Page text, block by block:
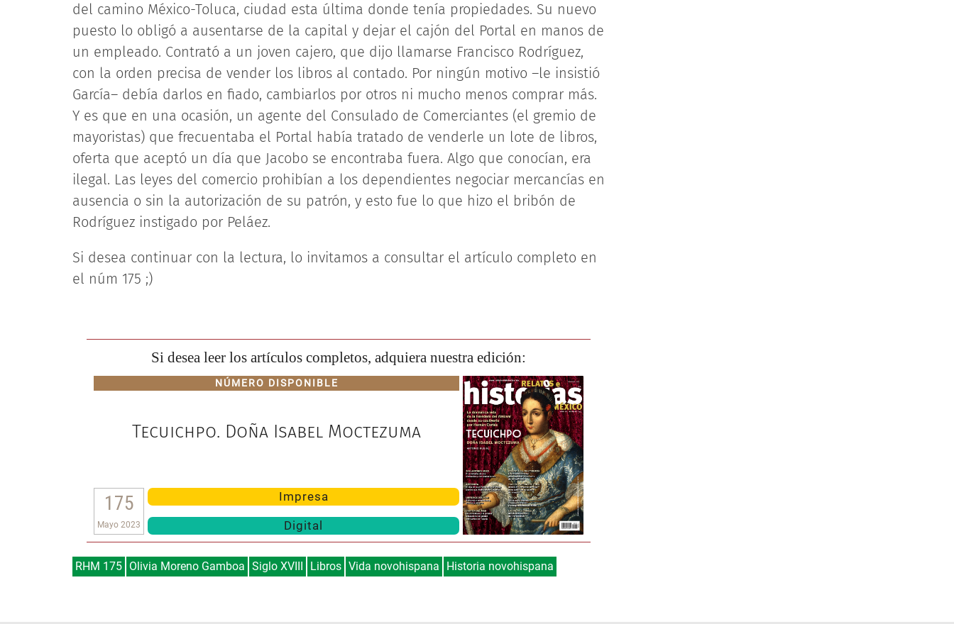
del camino México-Toluca, ciudad esta última donde tenía propiedades. Su nuevo
puesto lo obligó a ausentarse de la capital y dejar el cajón del Portal en manos de
un empleado. Contrató a un joven cajero, que dijo llamarse Francisco Rodríguez,
con la orden precisa de vender los libros al contado. Por ningún motivo –le insistió
García– debía darlos en fiado, cambiarlos por otros ni mucho menos comprar más.
Y es que en una ocasión, un agente del Consulado de Comerciantes (el gremio de
mayoristas) que frecuentaba el Portal había tratado de venderle un lote de libros,
oferta que aceptó un día que Jacobo se encontraba fuera. Algo que conocían, era
ilegal. Las leyes del comercio prohibían a los dependientes negociar mercancías en
ausencia o sin la autorización de su patrón, y esto fue lo que hizo el bribón de
Rodríguez instigado por Peláez.
Si desea continuar con la lectura, lo invitamos a consultar el artículo completo en
el núm 175 ;)
Si desea leer los artículos completos, adquiera nuestra edición:
NÚMERO DISPONIBLE
Tecuichpo. Doña Isabel Moctezuma
175
Mayo 2023
Impresa
Digital
RHM 175 Olivia Moreno Gamboa Siglo XVIII Libros Vida novohispana Historia novohispana